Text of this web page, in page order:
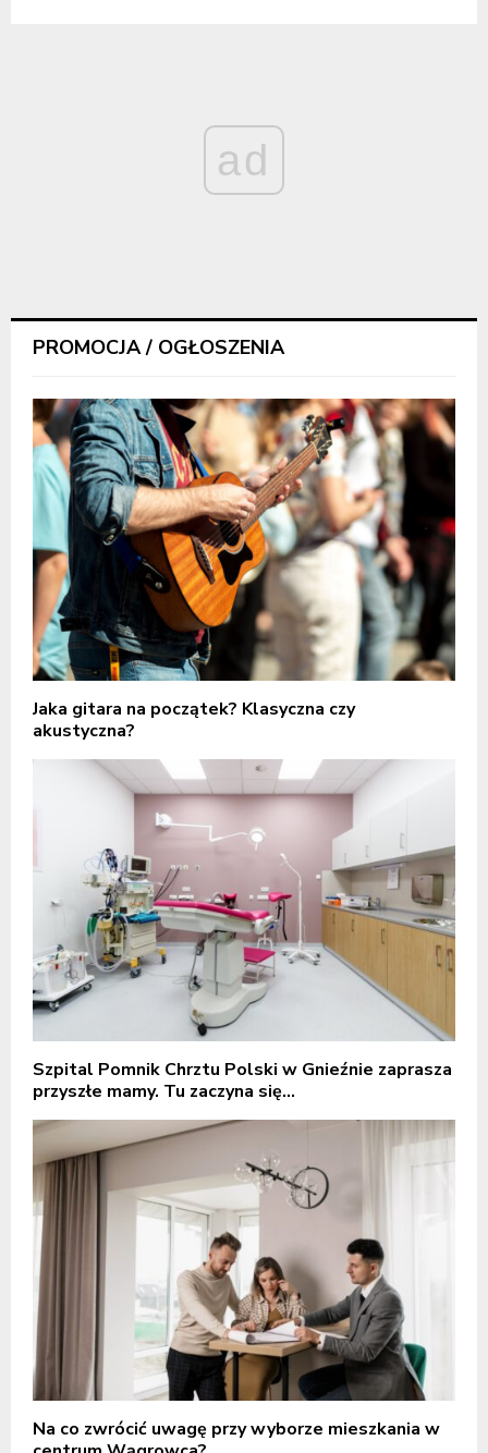
ad
PROMOCJA / OGŁOSZENIA
Jaka gitara na początek? Klasyczna czy
akustyczna?
Szpital Pomnik Chrztu Polski w Gnieźnie zaprasza
przyszłe mamy. Tu zaczyna się...
Na co zwrócić uwagę przy wyborze mieszkania w